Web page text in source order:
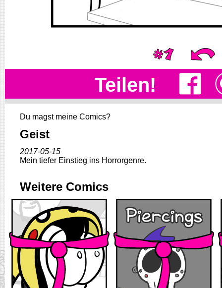
Teilen!
Du magst meine Comics?
Geist
2017-05-15
Mein tiefer Einstieg ins Horrorgenre.
Weitere Comics